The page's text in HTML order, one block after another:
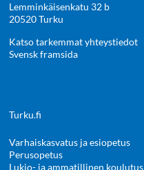
Lemminkäisenkatu 32 b
20520 Turku
Katso tarkemmat yhteystiedot
Svensk framsida
Turku.fi
Varhaiskasvatus ja esiopetus
Perusopetus
Lukio- ja ammatillinen koulutus